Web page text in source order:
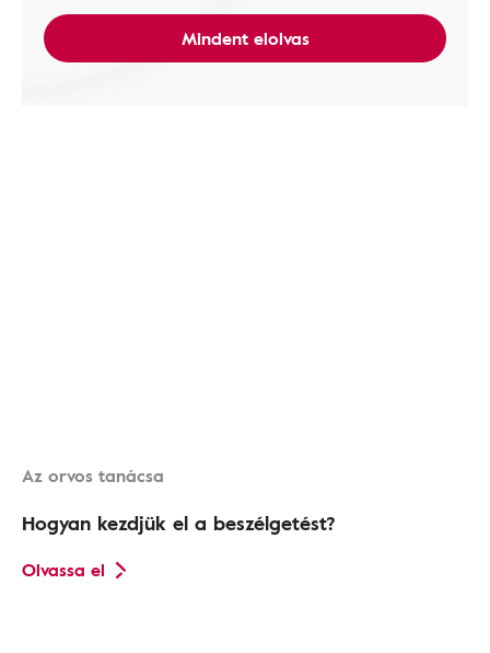
Mindent elolvas
Az orvos tanácsa
Hogyan kezdjük el a beszélgetést?
Olvassa el